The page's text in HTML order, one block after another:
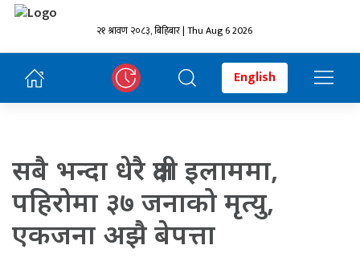
२१ श्रावण २०८३, बिहिबार | Thu Aug 6 2026
English
सबै भन्दा धेरै क्षती इलाममा,
पहिरोमा ३७ जनाको मृत्यु,
एकजना अझै बेपत्ता